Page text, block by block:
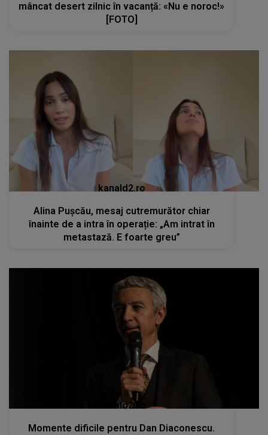
mâncat desert zilnic în vacanță: «Nu e noroc!»
[FOTO]
kanald2.ro
Alina Pușcău, mesaj cutremurător chiar
înainte de a intra în operație: „Am intrat în
metastază. E foarte greu”
kanald2.ro
Momente dificile pentru Dan Diaconescu.